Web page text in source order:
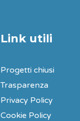
Link utili
Progetti chiusi
Trasparenza
Privacy Policy
Cookie Policy